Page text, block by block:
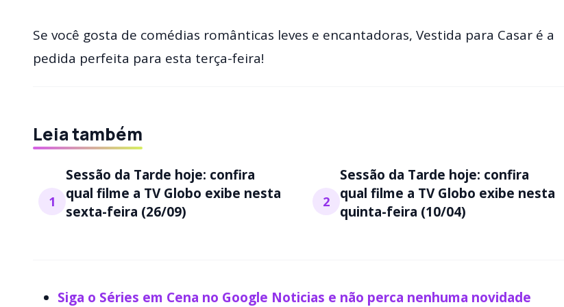
Se você gosta de comédias românticas leves e encantadoras, Vestida para Casar é a
pedida perfeita para esta terça-feira!
Leia também
1
Sessão da Tarde hoje: confira
qual filme a TV Globo exibe nesta
sexta-feira (26/09)
2
Sessão da Tarde hoje: confira
qual filme a TV Globo exibe nesta
quinta-feira (10/04)
Siga o Séries em Cena no Google Noticias e não perca nenhuma novidade